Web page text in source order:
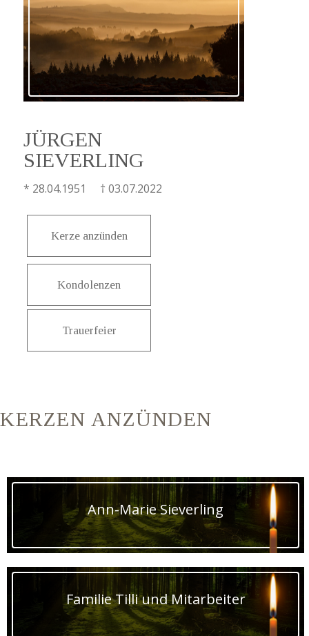
JÜRGEN
SIEVERLING
* 28.04.1951 † 03.07.2022
Kerze anzünden
Kondolenzen
Trauerfeier
KERZEN ANZÜNDEN
Ann-Marie Sieverling
Familie Tilli und Mitarbeiter